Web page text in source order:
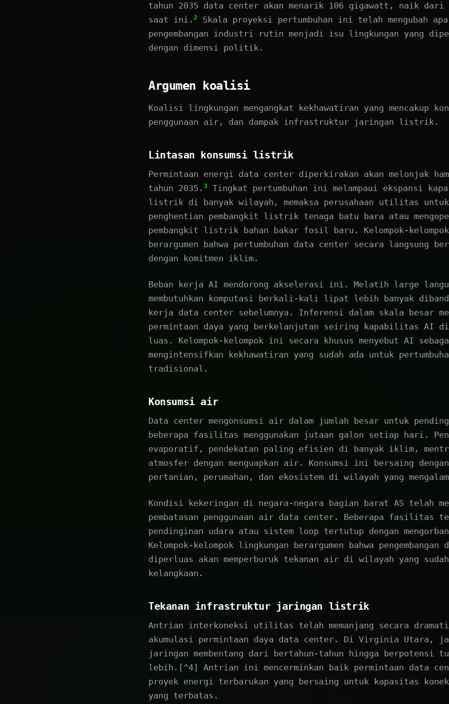
tahun 2035 data center akan menarik 106 gigawatt, naik dari
saat ini. 2
Skala proyeksi pertumbuhan ini telah mengubah
pengembangan industri rutin menjadi isu lingkungan yang
dengan dimensi politik.
Argumen koalisi
Koalisi lingkungan mengangkat kekhawatiran yang mencakup
penggunaan air, dan dampak infrastruktur jaringan listrik.
Lintasan konsumsi listrik
Permintaan energi data center diperkirakan akan melonjak
tahun 2035. 3
Tingkat pertumbuhan ini melampaui ekspansi
listrik di banyak wilayah, memaksa perusahaan utilitas untuk
penghentian pembangkit listrik tenaga batu bara atau
pembangkit listrik bahan bakar fosil baru. Kelompok-
berargumen bahwa pertumbuhan data center secara langsung
dengan komitmen iklim.
Beban kerja AI mendorong akselerasi ini. Melatih large
membutuhkan komputasi berkali-kali lipat lebih banyak
kerja data center sebelumnya. Inferensi dalam skala besar
permintaan daya yang berkelanjutan seiring kapabilitas AI
luas. Kelompok-kelompok ini secara khusus menyebut AI
mengintensifkan kekhawatiran yang sudah ada untuk
tradisional.
Konsumsi air
Data center mengonsumsi air dalam jumlah besar untuk
beberapa fasilitas menggunakan jutaan galon setiap hari.
evaporatif, pendekatan paling efisien di banyak iklim,
atmosfer dengan menguapkan air. Konsumsi ini bersaing
pertanian, perumahan, dan ekosistem di wilayah yang
Kondisi kekeringan di negara-negara bagian barat AS telah
pembatasan penggunaan air data center. Beberapa fasilitas
pendinginan udara atau sistem loop tertutup dengan
Kelompok-kelompok lingkungan berargumen bahwa
diperluas akan memperburuk tekanan air di wilayah yang sudah
kelangkaan.
Tekanan infrastruktur jaringan listrik
Antrian interkoneksi utilitas telah memanjang secara
akumulasi permintaan daya data center. Di Virginia Utara,
jaringan membentang dari bertahun-tahun hingga berpotensi
lebih.[^4] Antrian ini mencerminkan baik permintaan data
proyek energi terbarukan yang bersaing untuk kapasitas
yang terbatas.